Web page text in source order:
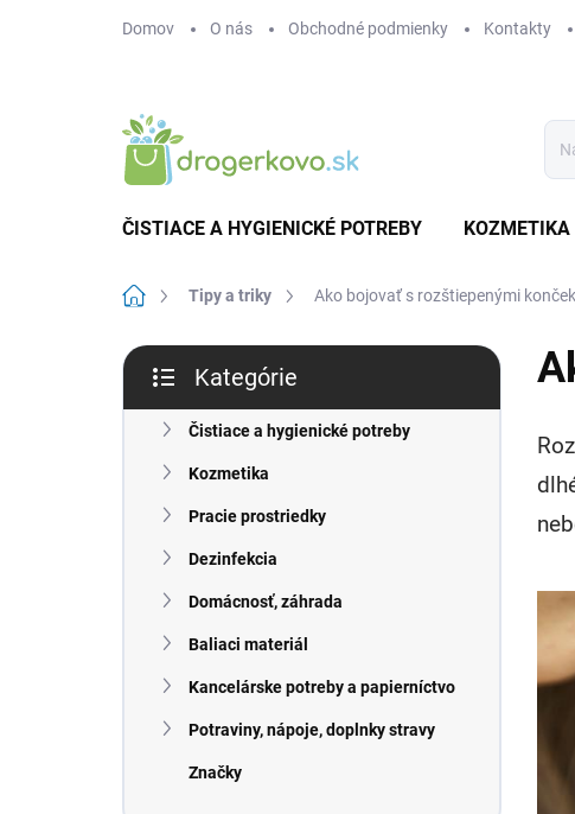
Domov O nás Obchodné podmienky Kontakty
ČISTIACE A HYGIENICKÉ POTREBY KOZMETIKA
DomovTipy a triky Ako bojovať s rozštiepenými
B
č
kategórie
Kategórie
Čistiace a hygienické potreby
Kozmetika
Pracie prostriedky
Dezinfekcia
Domácnosť, záhrada
Baliaci materiál
Kancelárske potreby a papierníctvo
Potraviny, nápoje, doplnky stravy
Značky